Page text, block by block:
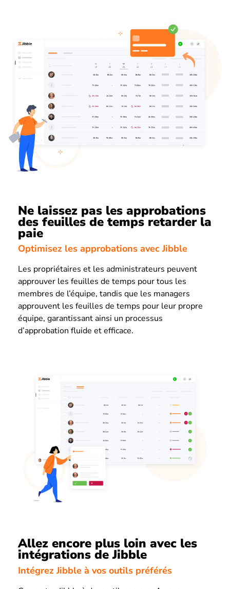
Ne laissez pas les approbations
des feuilles de temps retarder la
paie
Optimisez les approbations avec Jibble
Les propriétaires et les administrateurs peuvent
approuver les feuilles de temps pour tous les
membres de l’équipe, tandis que les managers
approuvent les feuilles de temps pour leur propre
équipe, garantissant ainsi un processus
d’approbation fluide et efficace.
Allez encore plus loin avec les
intégrations de Jibble
Intégrez Jibble à vos outils préférés